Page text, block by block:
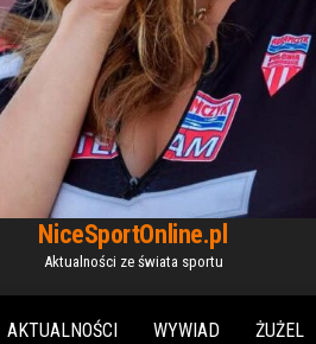
NiceSportOnline.pl
Aktualności ze świata sportu
AKTUALNOŚCI WYWIAD ŻUŻEL